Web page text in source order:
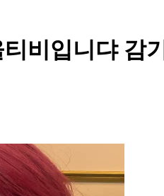
티비입니댜